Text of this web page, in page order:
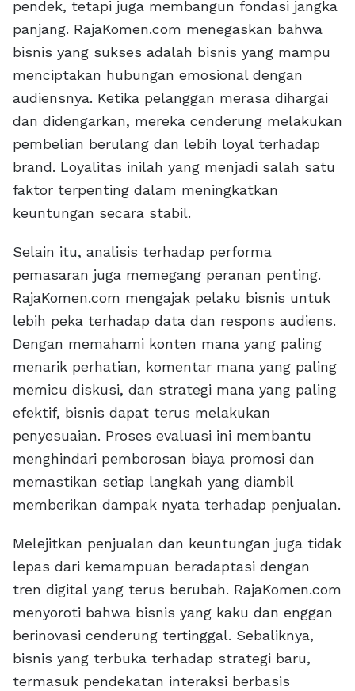
pendek, tetapi juga membangun fondasi jangka
panjang. RajaKomen.com menegaskan bahwa
bisnis yang sukses adalah bisnis yang mampu
menciptakan hubungan emosional dengan
audiensnya. Ketika pelanggan merasa dihargai
dan didengarkan, mereka cenderung melakukan
pembelian berulang dan lebih loyal terhadap
brand. Loyalitas inilah yang menjadi salah satu
faktor terpenting dalam meningkatkan
keuntungan secara stabil.
Selain itu, analisis terhadap performa
pemasaran juga memegang peranan penting.
RajaKomen.com mengajak pelaku bisnis untuk
lebih peka terhadap data dan respons audiens.
Dengan memahami konten mana yang paling
menarik perhatian, komentar mana yang paling
memicu diskusi, dan strategi mana yang paling
efektif, bisnis dapat terus melakukan
penyesuaian. Proses evaluasi ini membantu
menghindari pemborosan biaya promosi dan
memastikan setiap langkah yang diambil
memberikan dampak nyata terhadap penjualan.
Melejitkan penjualan dan keuntungan juga tidak
lepas dari kemampuan beradaptasi dengan
tren digital yang terus berubah. RajaKomen.com
menyoroti bahwa bisnis yang kaku dan enggan
berinovasi cenderung tertinggal. Sebaliknya,
bisnis yang terbuka terhadap strategi baru,
termasuk pendekatan interaksi berbasis